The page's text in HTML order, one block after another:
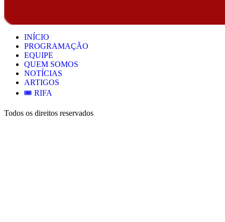
INÍCIO
PROGRAMAÇÃO
EQUIPE
QUEM SOMOS
NOTÍCIAS
ARTIGOS
🎟️ RIFA
Todos os direitos reservados